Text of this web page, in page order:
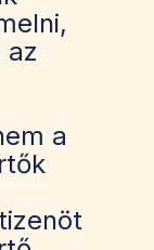
az
a